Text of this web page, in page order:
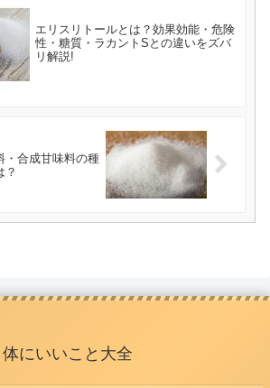
エリスリトールとは？効果効能・危険
性・糖質・ラカントSとの違いをズバ
リ解説!
・合成甘味料の種
？
体にいいこと大全